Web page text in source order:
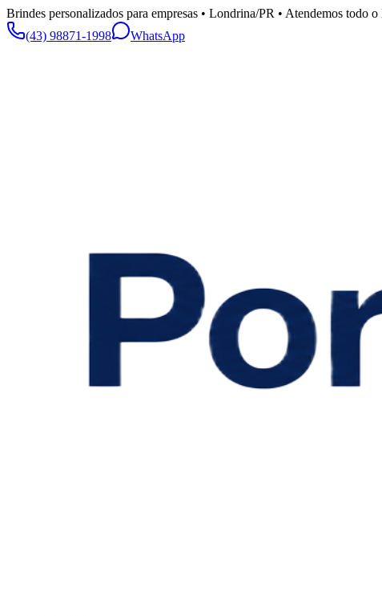
Brindes personalizados para empresas • Londrina/PR • Atendemos todo o
(43) 98871-1998
WhatsApp